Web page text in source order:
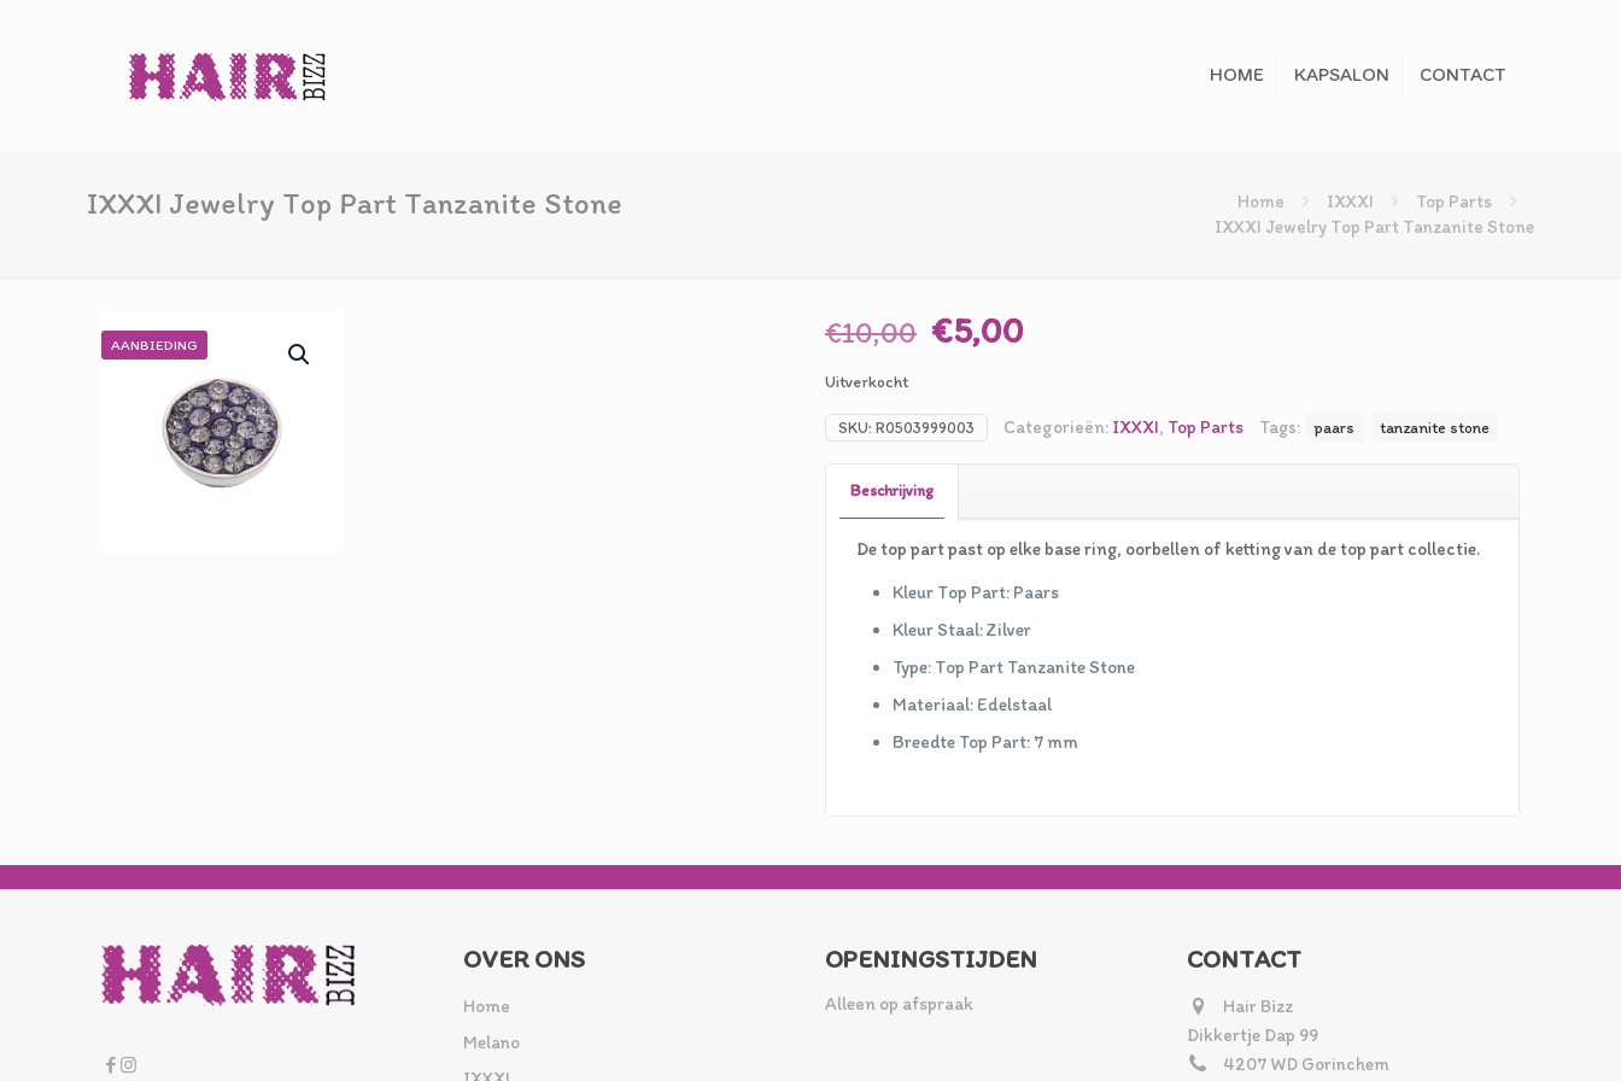
HOME KAPSALON CONTACT
IXXXI Jewelry Top Part Tanzanite Stone Home IXXXI
Top Parts
IXXXI Jewelry Top Part Tanzanite Stone
AANBIEDING €10,00 Oorspronkelijke
€10,00.
€5,00Huidige
€5,00.
Uitverkocht
SKU: R0503999003 Categorieën: IXXXI, Top Parts Tags: paars tanzanite stone
Beschrijving
De top part past op elke base ring, oorbellen of ketting van de top part collectie.
Kleur Top Part: Paars
Kleur Staal: Zilver
Type: Top Part Tanzanite Stone
Materiaal: Edelstaal
Breedte Top Part: 7 mm
OVER ONS
Home
Melano
OPENINGSTIJDEN
Alleen op afspraak
CONTACT
Hair Bizz
Dikkertje Dap 99
4207 WD Gorinchem